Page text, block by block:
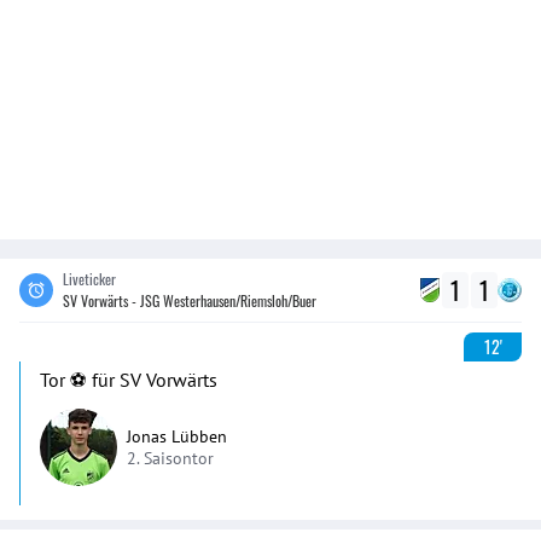
Liveticker
SV Vorwärts - JSG Westerhausen/Riemsloh/Buer
1 1
12'
Tor ⚽️ für SV Vorwärts
Jonas Lübben
2. Saisontor